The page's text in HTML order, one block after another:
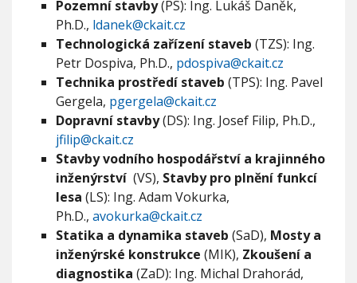
Pozemní stavby(PS): Ing. Lukáš Daněk,
Ph.D., ldanek@ckait.cz
Technologická zařízení staveb (TZS): Ing.
Petr Dospiva, Ph.D., pdospiva@ckait.cz
Technika prostředí staveb (TPS): Ing. Pavel
Gergela, pgergela@ckait.cz
Dopravní stavby(DS): Ing. Josef Filip, Ph.D.,
jfilip@ckait.cz
Stavby vodního hospodářství a krajinného
inženýrství (VS), Stavby pro plnění funkcí
lesa (LS): Ing. Adam Vokurka,
Ph.D., avokurka@ckait.cz
Statika a dynamika staveb (SaD), Mosty a
inženýrské konstrukce (MIK), Zkoušení a
diagnostika (ZaD): Ing. Michal Drahorád,